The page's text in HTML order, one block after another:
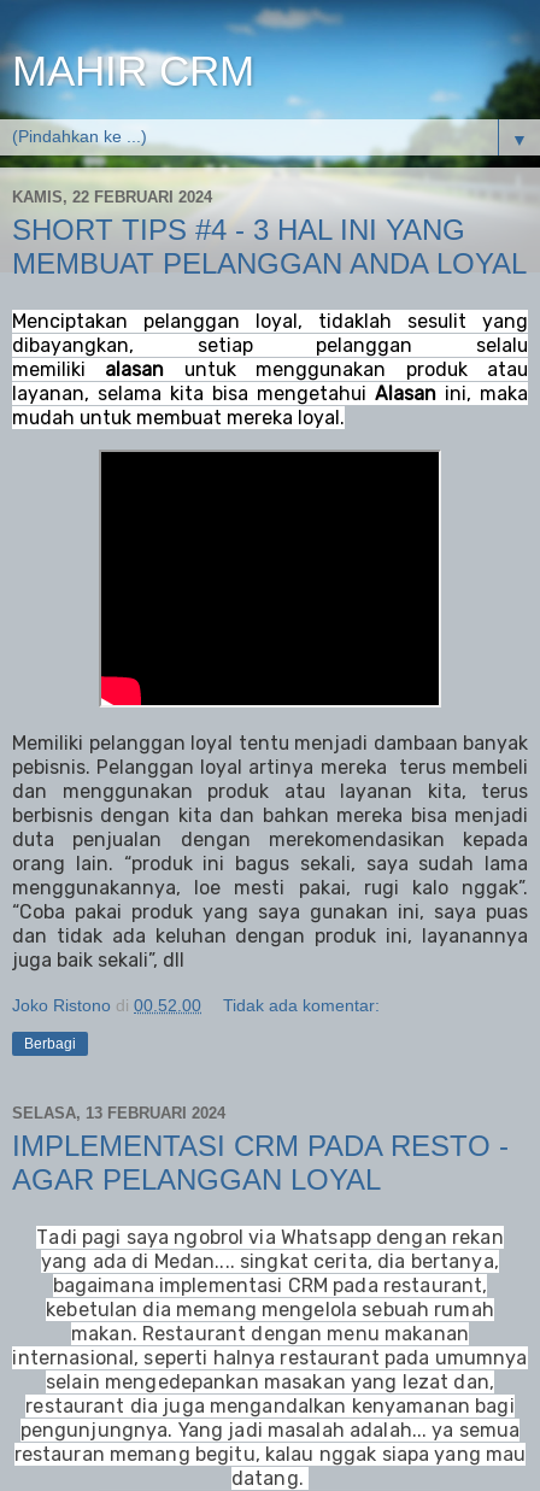
MAHIR CRM
▼
KAMIS, 22 FEBRUARI 2024
SHORT TIPS #4 - 3 HAL INI YANG
MEMBUAT PELANGGAN ANDA LOYAL
Menciptakan pelanggan loyal, tidaklah sesulit yang
dibayangkan, setiap pelanggan selalu
memiliki alasan untuk menggunakan produk atau
layanan, selama kita bisa mengetahui Alasan ini, maka
mudah untuk membuat mereka loyal.
Memiliki pelanggan loyal tentu menjadi dambaan banyak
pebisnis. Pelanggan loyal artinya mereka terus membeli
dan menggunakan produk atau layanan kita, terus
berbisnis dengan kita dan bahkan mereka bisa menjadi
duta penjualan dengan merekomendasikan kepada
orang lain. “produk ini bagus sekali, saya sudah lama
menggunakannya, loe mesti pakai, rugi kalo nggak”.
“Coba pakai produk yang saya gunakan ini, saya puas
dan tidak ada keluhan dengan produk ini, layanannya
juga baik sekali”, dll
Joko Ristono di 00.52.00 Tidak ada komentar:
Berbagi
SELASA, 13 FEBRUARI 2024
IMPLEMENTASI CRM PADA RESTO -
AGAR PELANGGAN LOYAL
Tadi pagi saya ngobrol via Whatsapp dengan rekan
yang ada di Medan.... singkat cerita, dia bertanya,
bagaimana implementasi CRM pada restaurant,
kebetulan dia memang mengelola sebuah rumah
makan. Restaurant dengan menu makanan
internasional, seperti halnya restaurant pada umumnya
selain mengedepankan masakan yang lezat dan,
restaurant dia juga mengandalkan kenyamanan bagi
pengunjungnya. Yang jadi masalah adalah... ya semua
restauran memang begitu, kalau nggak siapa yang mau
datang.